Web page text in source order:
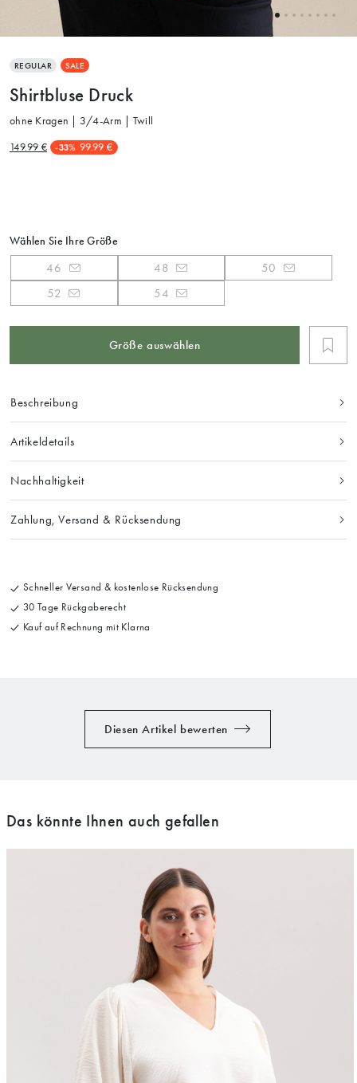
REGULAR SALE
Shirtbluse Druck
ohne Kragen | 3/4-Arm | Twill
149.99 € -33% 99.99 €
Wählen Sie Ihre Größe
46 48
50
52
54
Größe auswählen
Beschreibung
Artikeldetails
Nachhaltigkeit
Zahlung, Versand & Rücksendung
Schneller Versand & kostenlose Rücksendung
30 Tage Rückgaberecht
Kauf auf Rechnung mit Klarna
Diesen Artikel bewerten
Das könnte Ihnen auch gefallen